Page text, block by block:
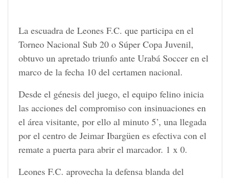
La escuadra de Leones F.C. que participa en el
Torneo Nacional Sub 20 o Súper Copa Juvenil,
obtuvo un apretado triunfo ante Urabá Soccer en el
marco de la fecha 10 del certamen nacional.
Desde el génesis del juego, el equipo felino inicia
las acciones del compromiso con insinuaciones en
el área visitante, por ello al minuto 5’, una llegada
por el centro de Jeimar Ibargüen es efectiva con el
remate a puerta para abrir el marcador. 1 x 0.
Leones F.C. aprovecha la defensa blanda del